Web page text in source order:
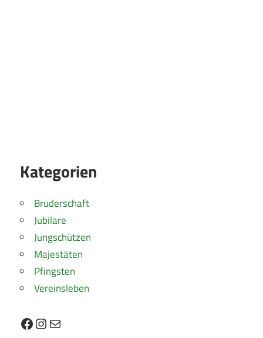
Kategorien
Bruderschaft
Jubilare
Jungschützen
Majestäten
Pfingsten
Vereinsleben
Facebook
Instagram
E-Mail